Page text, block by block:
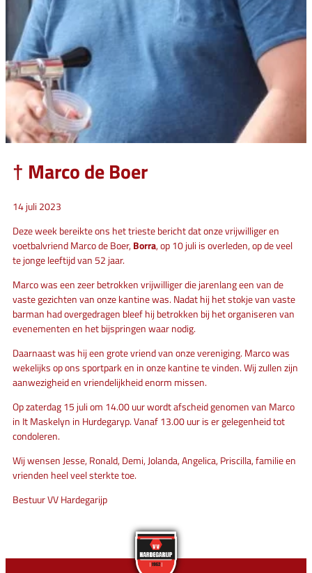
† Marco de Boer
14 juli 2023
Deze week bereikte ons het trieste bericht dat onze vrijwilliger en
voetbalvriend Marco de Boer,Borra, op 10 juli is overleden, op de veel
te jonge leeftijd van 52 jaar.
Marco was een zeer betrokken vrijwilliger die jarenlang een van de
vaste gezichten van onze kantine was. Nadat hij het stokje van vaste
barman had overgedragen bleef hij betrokken bij het organiseren van
evenementen en het bijspringen waar nodig.
Daarnaast was hij een grote vriend van onze vereniging. Marco was
wekelijks op ons sportpark en in onze kantine te vinden. Wij zullen zijn
aanwezigheid en vriendelijkheid enorm missen.
Op zaterdag 15 juli om 14.00 uur wordt afscheid genomen van Marco
in It Maskelyn in Hurdegaryp. Vanaf 13.00 uur is er gelegenheid tot
condoleren.
Wij wensen Jesse, Ronald, Demi, Jolanda, Angelica, Priscilla, familie en
vrienden heel veel sterkte toe.
Bestuur VV Hardegarijp